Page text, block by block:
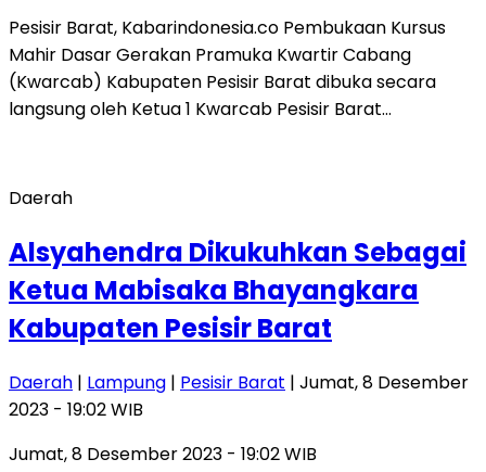
Pesisir Barat, Kabarindonesia.co Pembukaan Kursus
Mahir Dasar Gerakan Pramuka Kwartir Cabang
(Kwarcab) Kabupaten Pesisir Barat dibuka secara
langsung oleh Ketua 1 Kwarcab Pesisir Barat…
Daerah
Alsyahendra Dikukuhkan Sebagai
Ketua Mabisaka Bhayangkara
Kabupaten Pesisir Barat
Daerah | Lampung | Pesisir Barat | Jumat, 8 Desember
2023 - 19:02 WIB
Jumat, 8 Desember 2023 - 19:02 WIB